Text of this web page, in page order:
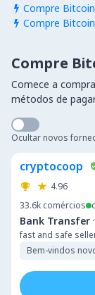
 Compre
 Compre
Compre
Comece a
métodos de
Ocultar novos
cryptocoop
4.96
33.6k comércios
Bank Transfer ·
fast and safe
Bem-vindos